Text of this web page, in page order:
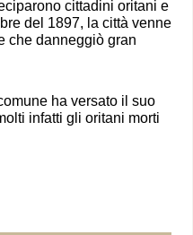
cittadini oritani e
del 1897, la città venne
che danneggiò gran
ha versato il suo
infatti gli oritani morti